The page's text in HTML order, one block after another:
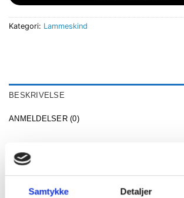
Samtykke Detaljer
Kategori: Lammeskind
BESKRIVELSE
ANMELDELSER (0)
Tyskland og Holland. Lammeskindet
højt kvalitet. I et Lækkert blødt
nordisk look, som passer rigtig godt i